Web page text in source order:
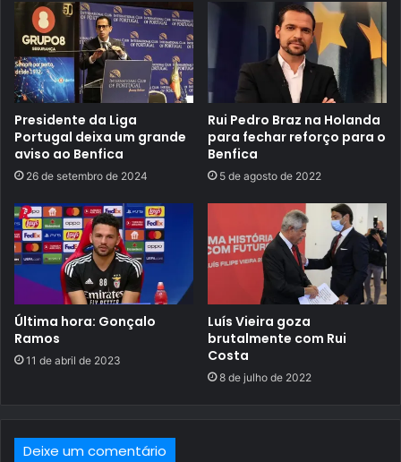
Presidente da Liga
Portugal deixa um grande
aviso ao Benfica
26 de setembro de 2024
Rui Pedro Braz na Holanda
para fechar reforço para o
Benfica
5 de agosto de 2022
Última hora: Gonçalo
Ramos
11 de abril de 2023
Luís Vieira goza
brutalmente com Rui
Costa
8 de julho de 2022
Deixe um comentário